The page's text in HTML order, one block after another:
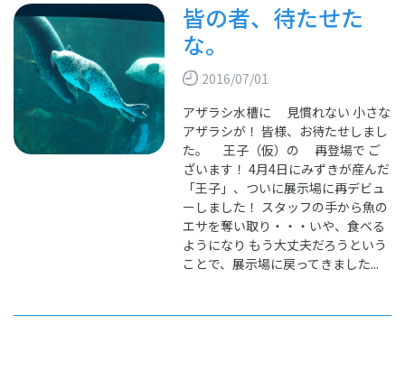
皆の者、待たせた
な。
2016/07/01
アザラシ水槽に 見慣れない 小さな
アザラシが！ 皆様、お待たせしまし
た。 王子（仮）の 再登場で ご
ざいます！ 4月4日にみずきが産んだ
「王子」、ついに展示場に再デビュ
ーしました！ スタッフの手から魚の
エサを奪い取り・・・いや、食べる
ようになり もう大丈夫だろうという
ことで、展示場に戻ってきました...